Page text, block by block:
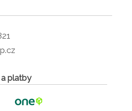
platby